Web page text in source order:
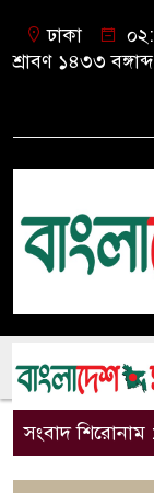
ঢাকা
শ্রাবণ ১৪৩৩ বঙ্গাব্দ
সংবাদ শিরোনাম
সংস্কার